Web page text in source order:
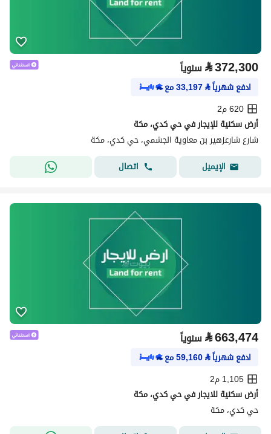
⃁372,300 سنوياً
ادفع شهرياً⃁
33,197مع
620 م2
أرض سكنية للإيجار في حي كدي، مكة
شارع شارعزهير بن معاوية الجشمي، حي كدي، مكة
الإيميل
اتصال
⃁663,474 سنوياً
ادفع شهرياً⃁
59,160مع
1,105 م2
أرض سكنية للايجار في حي كدي، مكة
حي كدي، مكة